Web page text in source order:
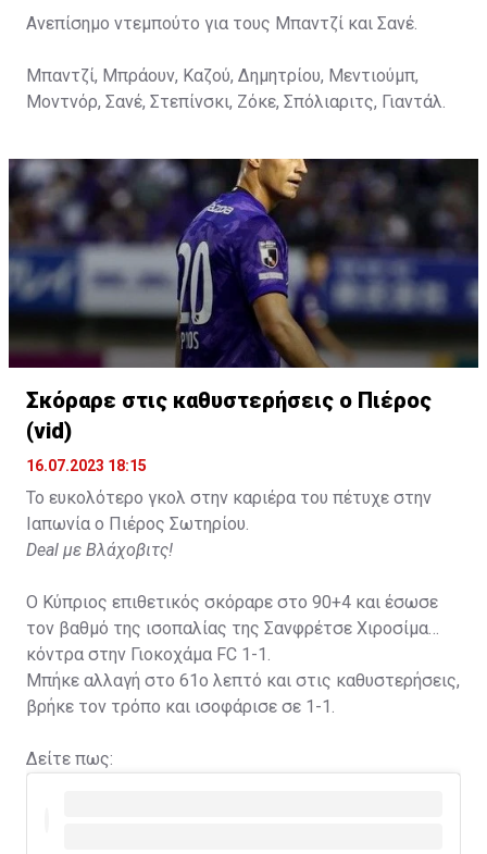
Ανεπίσημο ντεμπούτο για τους Μπαντζί και Σανέ.
Μπαντζί, Μπράουν, Καζού, Δημητρίου, Μεντιούμπ,
Μοντνόρ, Σανέ, Στεπίνσκι, Ζόκε, Σπόλιαριτς, Γιαντάλ.
Σκόραρε στις καθυστερήσεις ο Πιέρος
(vid)
16.07.2023 18:15
Το ευκολότερο γκολ στην καριέρα του πέτυχε στην
Ιαπωνία ο Πιέρος Σωτηρίου.
Deal με Βλάχοβιτς!
Ο Κύπριος επιθετικός σκόραρε στο 90+4 και έσωσε
τον βαθμό της ισοπαλίας της Σανφρέτσε Χιροσίμα
κόντρα στην Γιοκοχάμα FC 1-1.
Μπήκε αλλαγή στο 61ο λεπτό και στις καθυστερήσεις,
βρήκε τον τρόπο και ισοφάρισε σε 1-1.
Δείτε πως: